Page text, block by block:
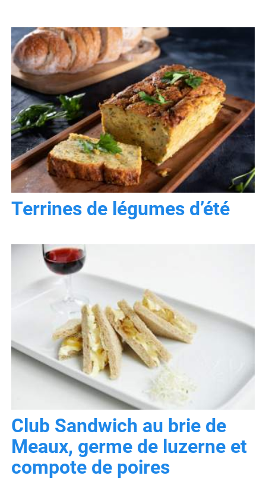
Terrines de légumes d’été
Club Sandwich au brie de
Meaux, germe de luzerne et
compote de poires